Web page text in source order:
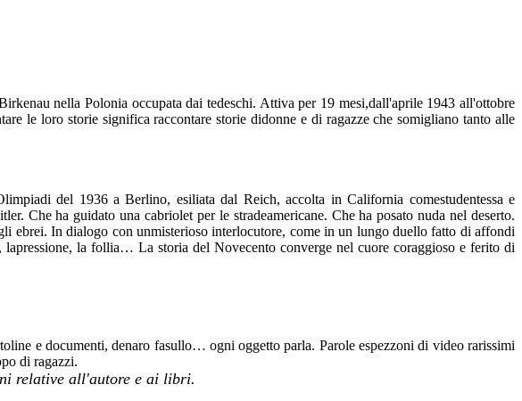
nella Polonia occupata dai tedeschi. Attiva per 19 mesi,dall'aprile 1943 all'ottobre
le loro storie significa raccontare storie didonne e di ragazze che somigliano tanto alle
del 1936 a Berlino, esiliata dal Reich, accolta in California comestudentessa e
Che ha guidato una cabriolet per le stradeamericane. Che ha posato nuda nel deserto.
ebrei. In dialogo con unmisterioso interlocutore, come in un lungo duello fatto di affondi
la follia… La storia del Novecento converge nel cuore coraggioso e ferito di
e documenti, denaro fasullo… ogni oggetto parla. Parole espezzoni di video rarissimi
di ragazzi.
relative all'autore e ai libri.